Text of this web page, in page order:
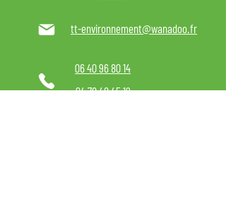
tt-environnement@wanadoo.fr
06 40 96 80 14
04 78 48 45 12